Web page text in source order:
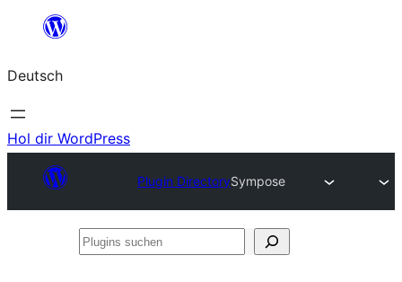
springen
Deutsch
Hol dir WordPress
Plugin DirectorySympose
Plugins